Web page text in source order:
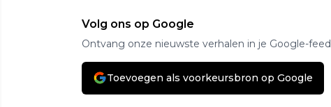
Volg ons op Google
Ontvang onze nieuwste verhalen in je Google-feed
Toevoegen als voorkeursbron op Google